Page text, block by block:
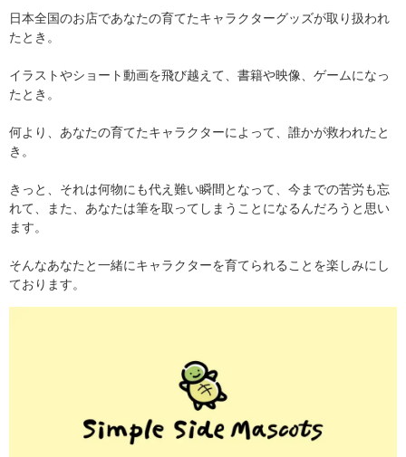
日本全国のお店であなたの育てたキャラクターグッズが取り扱われ
たとき。
イラストやショート動画を飛び越えて、書籍や映像、ゲームになっ
たとき。
何より、あなたの育てたキャラクターによって、誰かが救われたと
き。
きっと、それは何物にも代え難い瞬間となって、今までの苦労も忘
れて、また、あなたは筆を取ってしまうことになるんだろうと思い
ます。
そんなあなたと一緒にキャラクターを育てられることを楽しみにし
ております。